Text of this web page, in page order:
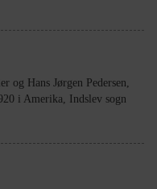
og Hans Jørgen Pedersen,
i Amerika, Indslev sogn